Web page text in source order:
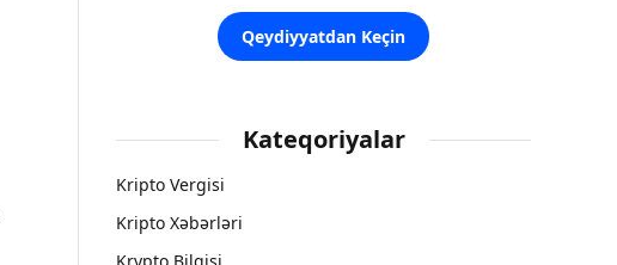
Qeydiyyatdan Keçin
Kateqoriyalar
Kripto Vergisi
Kripto Xəbərləri